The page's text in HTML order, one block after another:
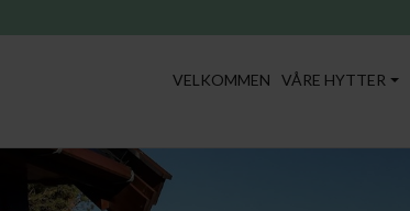
VELKOMMEN VÅRE HYTTER